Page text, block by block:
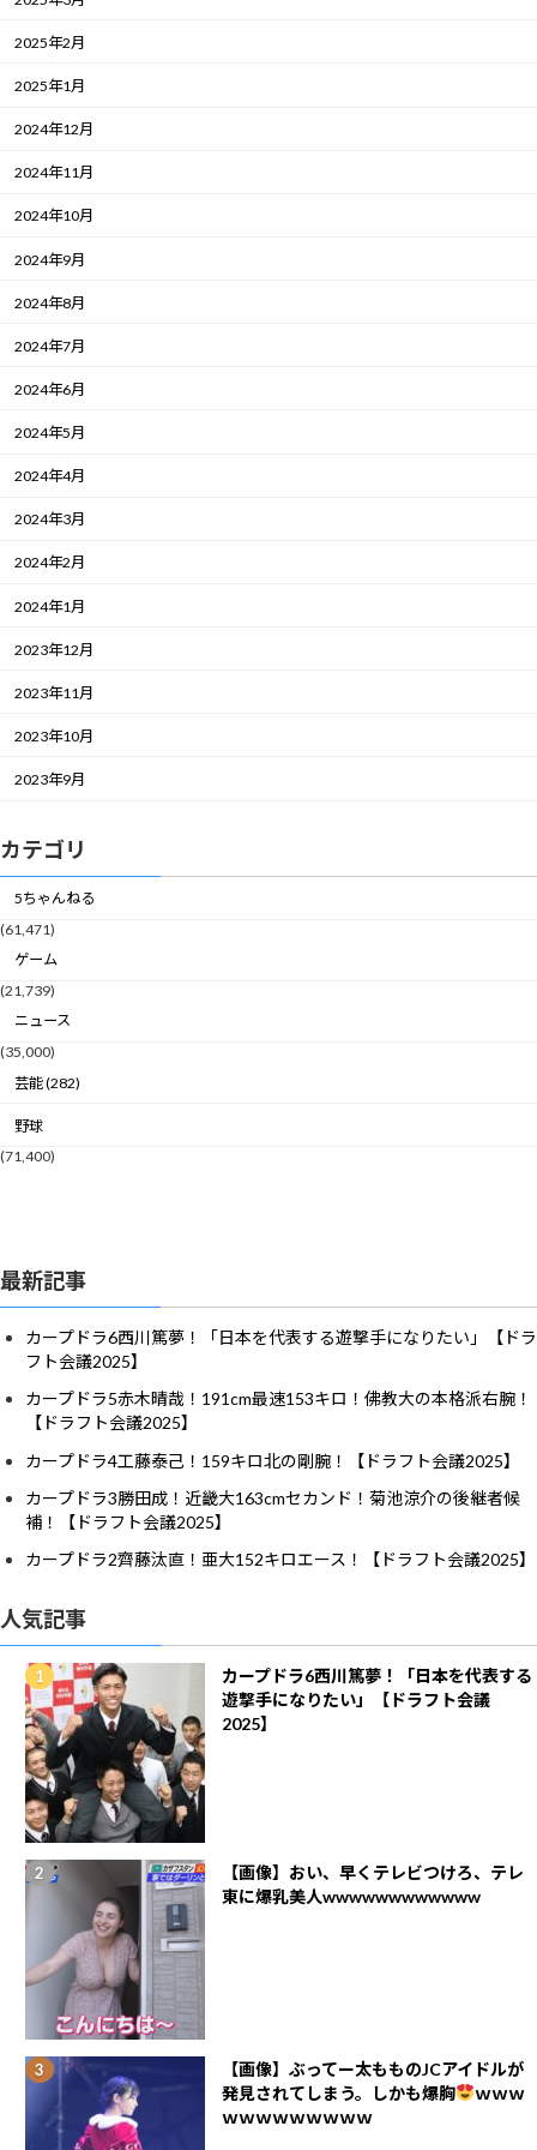
2025年2月
2025年1月
2024年12月
2024年11月
2024年10月
2024年9月
2024年8月
2024年7月
2024年6月
2024年5月
2024年4月
2024年3月
2024年2月
2024年1月
2023年12月
2023年11月
2023年10月
2023年9月
カテゴリ
5ちゃんねる
(61,471)
ゲーム
(21,739)
ニュース
(35,000)
芸能 (282)
野球
(71,400)
最新記事
カープドラ6西川篤夢！「日本を代表する遊撃手になりたい」【ドラ
フト会議2025】
カープドラ5赤木晴哉！191cm最速153キロ！佛教大の本格派右腕！
【ドラフト会議2025】
カープドラ4工藤泰己！159キロ北の剛腕！【ドラフト会議2025】
カープドラ3勝田成！近畿大163cmセカンド！菊池涼介の後継者候
補！【ドラフト会議2025】
カープドラ2齊藤汰直！亜大152キロエース！【ドラフト会議2025】
人気記事
カープドラ6西川篤夢！「日本を代表する
遊撃手になりたい」【ドラフト会議
2025】
【画像】おい、早くテレビつけろ、テレ
東に爆乳美人wwwwwwwwwwww
【画像】ぶってー太もものJCアイドルが
発見されてしまう。しかも爆胸
ｗｗｗ
ｗｗｗｗｗｗｗｗｗ